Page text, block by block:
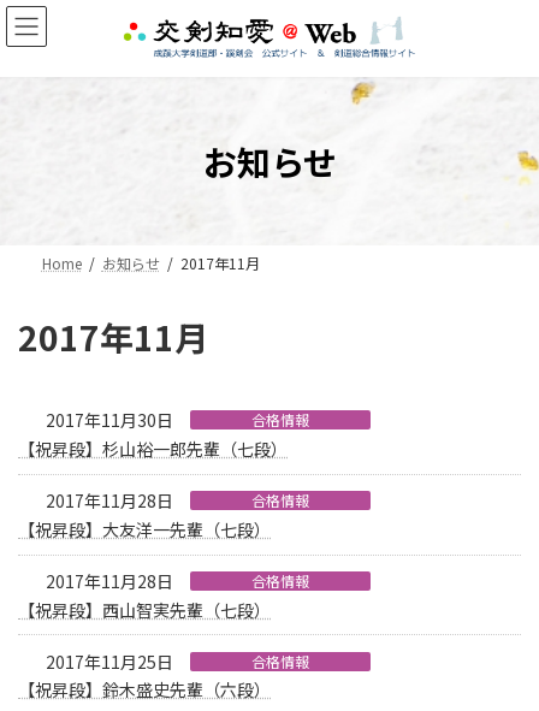
コ
ン
ン
ナ
ビ
ー
お知らせ
Home お知らせ 2017年11月
2017年11月
2017年11月30日 合格情報
【祝昇段】杉山裕一郎先輩（七段）
2017年11月28日 合格情報
【祝昇段】大友洋一先輩（七段）
2017年11月28日 合格情報
【祝昇段】西山智実先輩（七段）
2017年11月25日 合格情報
【祝昇段】鈴木盛史先輩（六段）